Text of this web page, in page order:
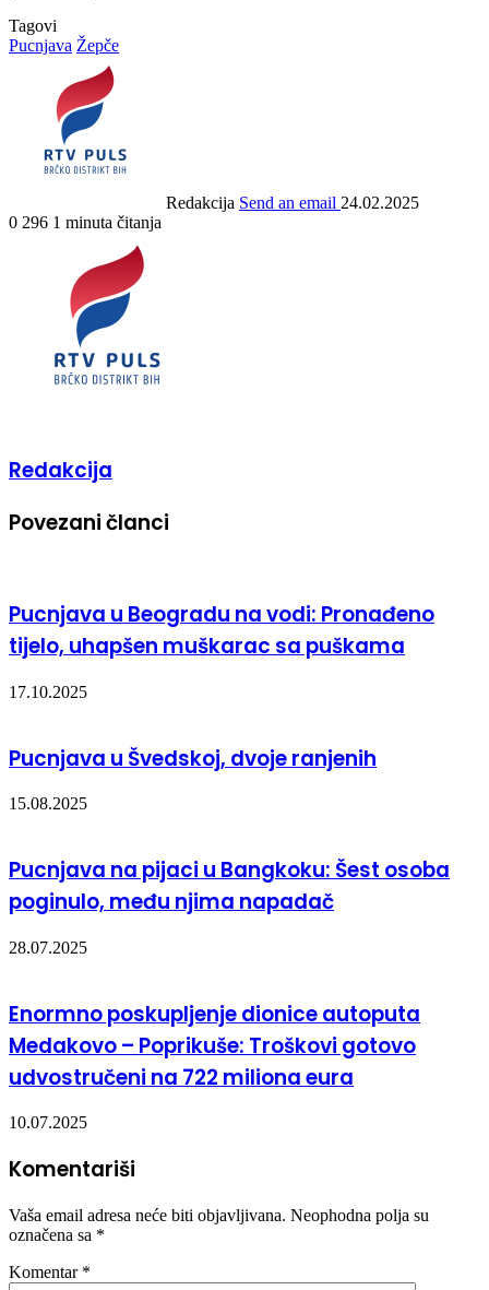
Tagovi
Pucnjava Žepče
Redakcija Send an email 24.02.2025
0 296 1 minuta čitanja
Redakcija
Povezani članci
Pucnjava u Beogradu na vodi: Pronađeno
tijelo, uhapšen muškarac sa puškama
17.10.2025
Pucnjava u Švedskoj, dvoje ranjenih
15.08.2025
Pucnjava na pijaci u Bangkoku: Šest osoba
poginulo, među njima napadač
28.07.2025
Enormno poskupljenje dionice autoputa
Medakovo – Poprikuše: Troškovi gotovo
udvostručeni na 722 miliona eura
10.07.2025
Komentariši
Vaša email adresa neće biti objavljivana. Neophodna polja su
označena sa *
Komentar *